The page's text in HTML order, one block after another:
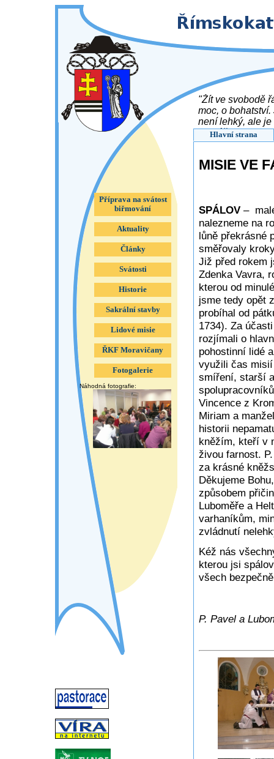
"Žít ve svobodě
moc, o
není lehký, ale
Tomášek ( 1899
Hlavní strana
MISIE VE
SPÁLOV –
nalezneme na
lůně překrásné
směřovaly
Již před rokem
Zdenka Vavra,
kterou od
jsme tedy opět
probíhal od
1734). Za
rozjímali o
pohostinní lidé
využili čas
smíření, starší
Vincence z
Miriam a
historii
kněžím, kteří v
živou farnost.
za krásné
Děkujeme
způsobem
Luboměře a
varhaníkům,
zvládnutí
Kéž nás
kterou jsi
všech
P. Pavel a
Příprava na svátost
biřmování
Aktuality
Články
Svátosti
Historie
Sakrální stavby
Lidové misie
ŘKF Moravičany
Fotogalerie
Náhodná fotografie: